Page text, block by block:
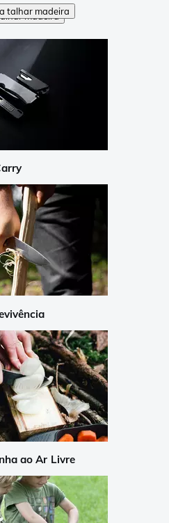
talhar madeira
madeira
ao Ar Livre